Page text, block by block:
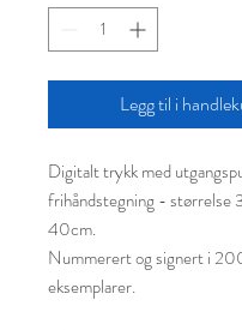
Legg til i
Digitalt trykk med
frihåndstegning - størrelse
40cm.
Nummerert og signert i
eksemplarer.